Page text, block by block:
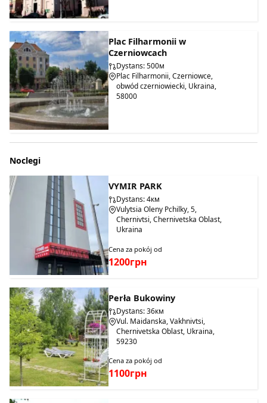
Plac Filharmonii w
Czerniowcach
Dystans: 500м
Plac Filharmonii, Czerniowce,
obwód czerniowiecki, Ukraina,
58000
Noclegi
VYMIR PARK
Dystans: 4км
Vulytsia Oleny Pchilky, 5,
Chernivtsi, Chernivetska Oblast,
Ukraina
Cena za pokój od
1200грн
Perła Bukowiny
Dystans: 36км
Vul. Maidanska, Vakhnivtsi,
Chernivetska Oblast, Ukraina,
59230
Cena za pokój od
1100грн